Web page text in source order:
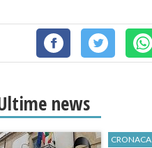
news
CRONACA